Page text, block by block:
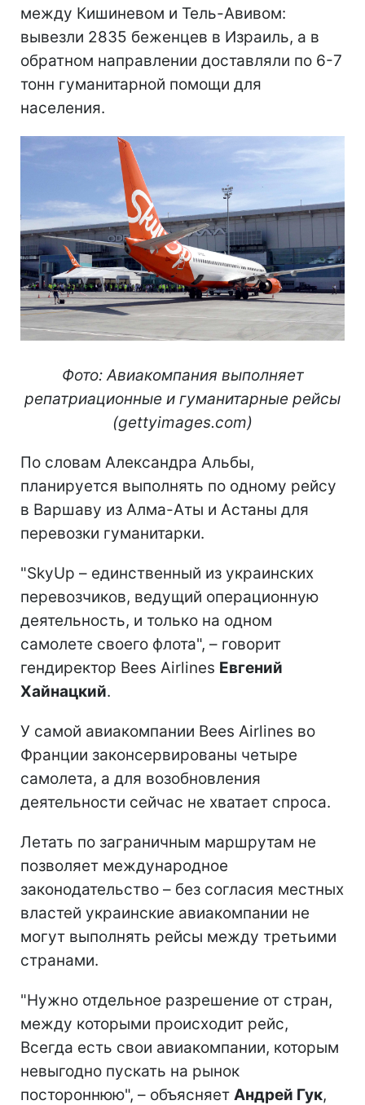
между Кишиневом и Тель-Авивом:
вывезли 2835 беженцев в Израиль, а в
обратном направлении доставляли по 6-7
тонн гуманитарной помощи для
населения.
Фото: Авиакомпания выполняет
репатриационные и гуманитарные рейсы
(gettyimages.com)
По словам Александра Альбы,
планируется выполнять по одному рейсу
в Варшаву из Алма-Аты и Астаны для
перевозки гуманитарки.
"SkyUp – единственный из украинских
перевозчиков, ведущий операционную
деятельность, и только на одном
самолете своего флота", – говорит
гендиректор Bees Airlines Евгений
Хайнацкий.
У самой авиакомпании Bees Airlines во
Франции законсервированы четыре
самолета, а для возобновления
деятельности сейчас не хватает спроса.
Летать по заграничным маршрутам не
позволяет международное
законодательство – без согласия местных
властей украинские авиакомпании не
могут выполнять рейсы между третьими
странами.
"Нужно отдельное разрешение от стран,
между которыми происходит рейс,
Всегда есть свои авиакомпании, которым
невыгодно пускать на рынок
постороннюю", – объясняет Андрей Гук,